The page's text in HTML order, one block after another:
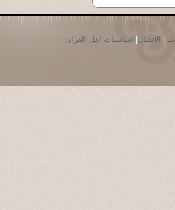
| الاتصال| اساسيات اهل القران